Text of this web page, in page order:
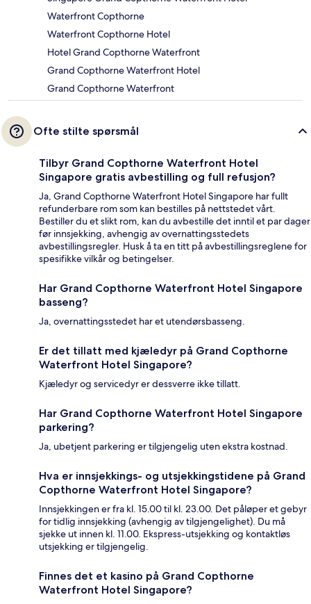
Waterfront Copthorne
Waterfront Copthorne Hotel
Hotel Grand Copthorne Waterfront
Grand Copthorne Waterfront Hotel
Grand Copthorne Waterfront
Ofte stilte spørsmål
Tilbyr Grand Copthorne Waterfront Hotel
Singapore gratis avbestilling og full refusjon?
Ja, Grand Copthorne Waterfront Hotel Singapore har fullt
refunderbare rom som kan bestilles på nettstedet vårt.
Bestiller du et slikt rom, kan du avbestille det inntil et par dager
før innsjekking, avhengig av overnattingsstedets
avbestillingsregler. Husk å ta en titt på avbestillingsreglene for
spesifikke vilkår og betingelser.
Har Grand Copthorne Waterfront Hotel Singapore
basseng?
Ja, overnattingsstedet har et utendørsbasseng.
Er det tillatt med kjæledyr på Grand Copthorne
Waterfront Hotel Singapore?
Kjæledyr og servicedyr er dessverre ikke tillatt.
Har Grand Copthorne Waterfront Hotel Singapore
parkering?
Ja, ubetjent parkering er tilgjengelig uten ekstra kostnad.
Hva er innsjekkings- og utsjekkingstidene på Grand
Copthorne Waterfront Hotel Singapore?
Innsjekkingen er fra kl. 15.00 til kl. 23.00. Det påløper et gebyr
for tidlig innsjekking (avhengig av tilgjengelighet). Du må
sjekke ut innen kl. 11.00. Ekspress-utsjekking og kontaktløs
utsjekking er tilgjengelig.
Finnes det et kasino på Grand Copthorne
Waterfront Hotel Singapore?